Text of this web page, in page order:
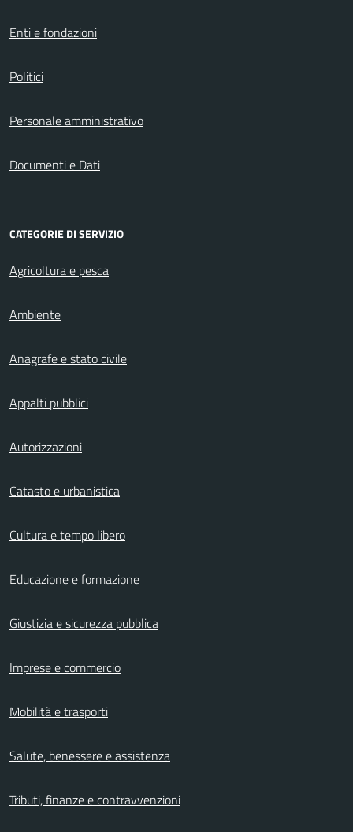
Enti e fondazioni
Politici
Personale amministrativo
Documenti e Dati
CATEGORIE DI SERVIZIO
Agricoltura e pesca
Ambiente
Anagrafe e stato civile
Appalti pubblici
Autorizzazioni
Catasto e urbanistica
Cultura e tempo libero
Educazione e formazione
Giustizia e sicurezza pubblica
Imprese e commercio
Mobilità e trasporti
Salute, benessere e assistenza
Tributi, finanze e contravvenzioni